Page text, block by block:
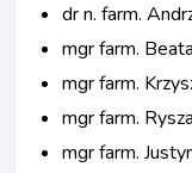
dr n. farm.
mgr farm.
mgr farm.
mgr farm.
mgr farm.